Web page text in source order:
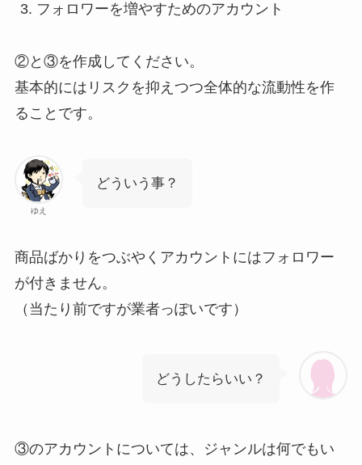
フォロワーを増やすためのアカウント
②と③を作成してください。
基本的にはリスクを抑えつつ全体的な流動性を作
ることです。
ゆえ
どういう事？
商品ばかりをつぶやくアカウントにはフォロワー
が付きません。
（当たり前ですが業者っぽいです）
どうしたらいい？
③のアカウントについては、ジャンルは何でもい